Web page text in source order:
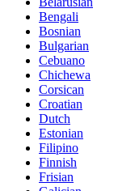
Bengali
Bosnian
Bulgarian
Cebuano
Chichewa
Corsican
Croatian
Dutch
Estonian
Filipino
Finnish
Frisian